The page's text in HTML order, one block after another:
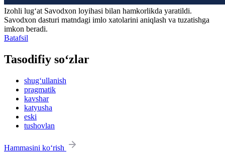
Izohli lugʻat Savodxon loyihasi bilan hamkorlikda yaratildi.
Savodxon dasturi matndagi imlo xatolarini aniqlash va tuzatishga
imkon beradi.
Batafsil
Tasodifiy so‘zlar
shug‘ullanish
pragmatik
kavshar
katyusha
eski
tushovlan
Hammasini ko‘rish